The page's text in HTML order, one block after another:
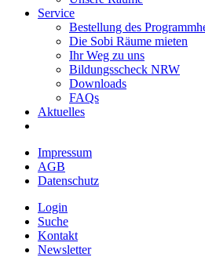
Service
Bestellung des
Die Sobi Räume mieten
Ihr Weg zu uns
Bildungsscheck NRW
Downloads
FAQs
Aktuelles
Impressum
AGB
Datenschutz
Login
Suche
Kontakt
Newsletter